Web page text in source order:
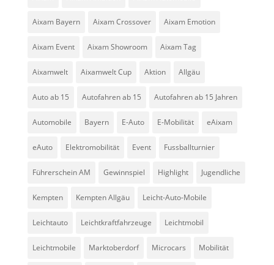
Aixam Bayern Aixam Crossover Aixam Emotion
Aixam Event Aixam Showroom Aixam Tag
Aixamwelt Aixamwelt Cup Aktion Allgäu
Auto ab 15 Autofahren ab 15 Autofahren ab 15 Jahren
Automobile Bayern E-Auto E-Mobilität eAixam
eAuto Elektromobilität Event Fussballturnier
Führerschein AM Gewinnspiel Highlight Jugendliche
Kempten Kempten Allgäu Leicht-Auto-Mobile
Leichtauto Leichtkraftfahrzeuge Leichtmobil
Leichtmobile Marktoberdorf Microcars Mobilität